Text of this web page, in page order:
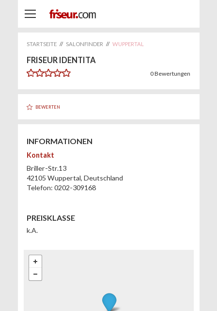
STARTSEITE // SALONFINDER // WUPPERTAL
FRISEUR IDENTITA
0Bewertungen
BEWERTEN
INFORMATIONEN
Kontakt
Briller-Str.13
42105 Wuppertal, Deutschland
Telefon: 0202-309168
PREISKLASSE
k.A.